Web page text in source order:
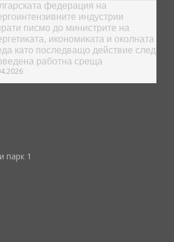
федерация на
индустрии
писмо до министрите на
икономиката и околната
като последващо действие след
работна среща
парк 1